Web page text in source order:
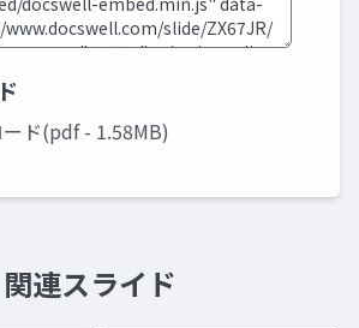
ド(pdf - 1.58MB)
関連スライド